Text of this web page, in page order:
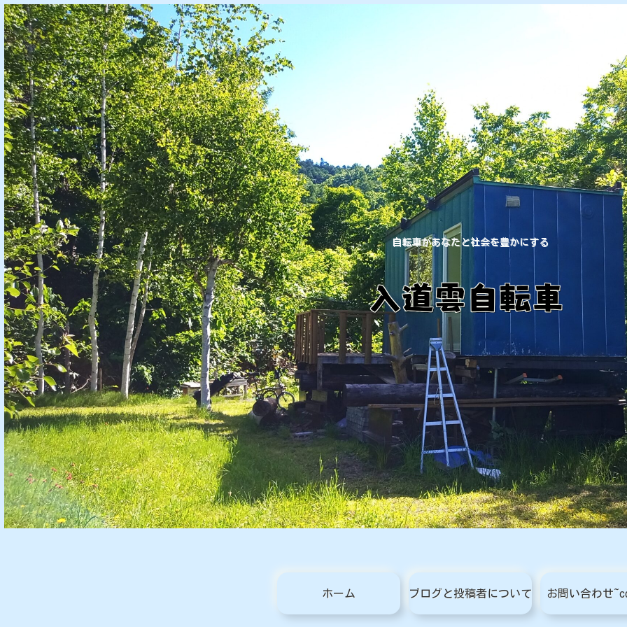
自転車があなたと社会を豊かにする
ホーム ブログと投稿者について お問い合わせ